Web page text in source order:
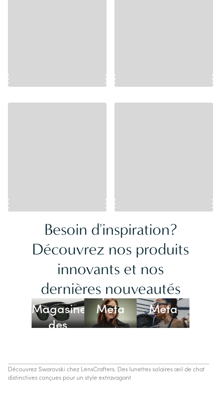
Besoin d'inspiration?
Découvrez nos produits
innovants et nos
dernières nouveautés
Magasiner
des
Ray-Ban
Meta
Lunettes
Oakley
Meta
Découvrez Swarovski chez LensCrafters. Des lunettes solaires œil de chat
distinctives conçues pour un style extravagant